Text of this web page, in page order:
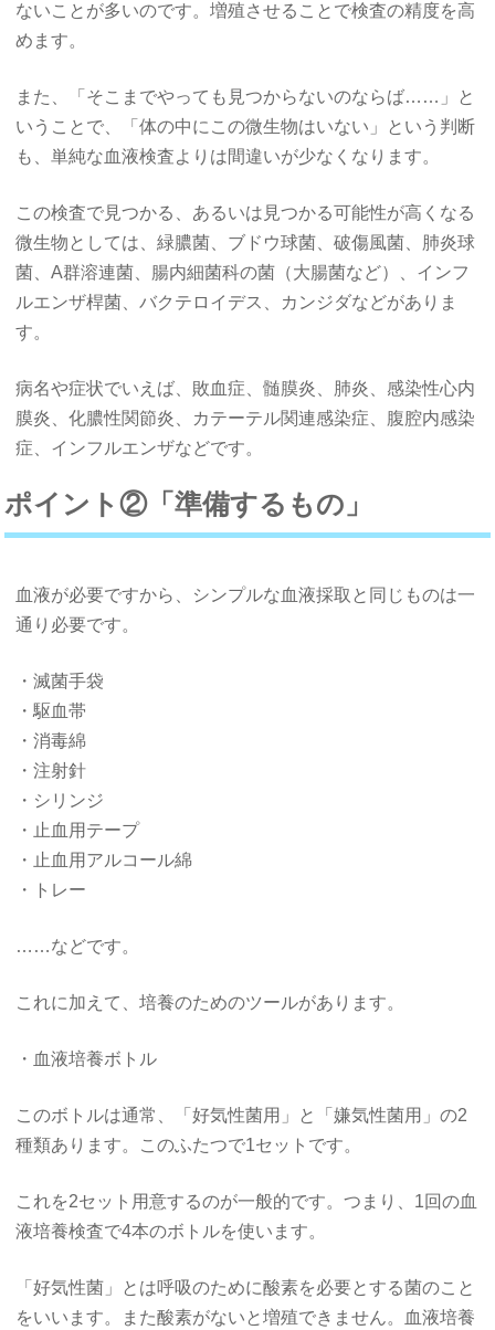
ないことが多いのです。増殖させることで検査の精度を高
めます。
また、「そこまでやっても見つからないのならば……」と
いうことで、「体の中にこの微生物はいない」という判断
も、単純な血液検査よりは間違いが少なくなります。
この検査で見つかる、あるいは見つかる可能性が高くなる
微生物としては、緑膿菌、ブドウ球菌、破傷風菌、肺炎球
菌、A群溶連菌、腸内細菌科の菌（大腸菌など）、インフ
ルエンザ桿菌、バクテロイデス、カンジダなどがありま
す。
病名や症状でいえば、敗血症、髄膜炎、肺炎、感染性心内
膜炎、化膿性関節炎、カテーテル関連感染症、腹腔内感染
症、インフルエンザなどです。
ポイント②「準備するもの」
血液が必要ですから、シンプルな血液採取と同じものは一
通り必要です。
・滅菌手袋
・駆血帯
・消毒綿
・注射針
・シリンジ
・止血用テープ
・止血用アルコール綿
・トレー
……などです。
これに加えて、培養のためのツールがあります。
・血液培養ボトル
このボトルは通常、「好気性菌用」と「嫌気性菌用」の2
種類あります。このふたつで1セットです。
これを2セット用意するのが一般的です。つまり、1回の血
液培養検査で4本のボトルを使います。
「好気性菌」とは呼吸のために酸素を必要とする菌のこと
をいいます。また酸素がないと増殖できません。血液培養